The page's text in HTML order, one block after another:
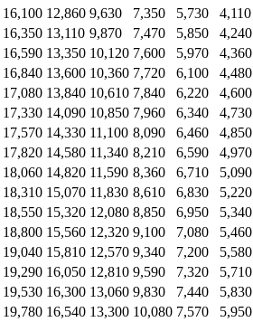
16,100 12,860 9,630 7,350 5,730
4,110
16,350 13,110 9,870 7,470 5,850
4,240
16,590 13,350 10,120 7,600 5,970
4,360
16,840 13,600 10,360 7,720 6,100
4,480
17,080 13,840 10,610 7,840 6,220
4,600
17,330 14,090 10,850 7,960 6,340
4,730
17,570 14,330 11,100 8,090 6,460
4,850
17,820 14,580 11,340 8,210 6,590
4,970
18,060 14,820 11,590 8,360 6,710
5,090
18,310 15,070 11,830 8,610 6,830
5,220
18,550 15,320 12,080 8,850 6,950
5,340
18,800 15,560 12,320 9,100 7,080
5,460
19,040 15,810 12,570 9,340 7,200
5,580
19,290 16,050 12,810 9,590 7,320
5,710
19,530 16,300 13,060 9,830 7,440
5,830
19,780 16,540 13,300 10,080 7,570
5,950